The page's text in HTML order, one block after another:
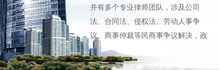
并有多个专业律师团队，涉及公司
法、合同法、侵权法、劳动人事争
议、商事仲裁等民商事争议解决，政
府及企事业法律顾问，刑事辩护等领
域。“天霜”凝聚了多名拥有十至三十